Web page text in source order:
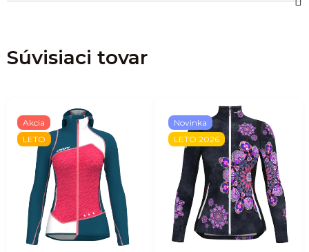
Súvisiaci tovar
Akcia
LETO
Novinka
LETO 2026